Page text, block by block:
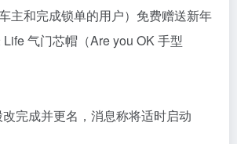
主和完成锁单的用户）免费赠送新年
Life 气门芯帽（Are you OK 手型
完成并更名，消息称将适时启动